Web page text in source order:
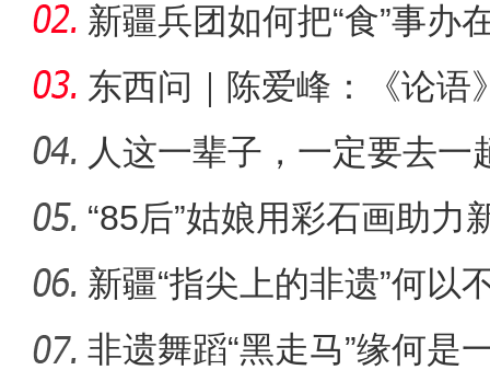
崭新“城”迹：兵团城镇化
总冠
新疆兵团如何把“食”事办
东西问｜陈爱峰：《论语
疆的课
人这一辈子，一定要去一
“85后”姑娘用彩石画助力
新疆“指尖上的非遗”何以
非遗舞蹈“黑走马”缘何是